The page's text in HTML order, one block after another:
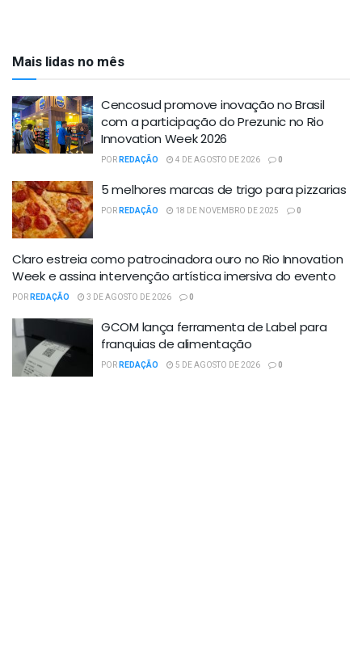
Mais lidas no mês
Cencosud promove inovação no Brasil
com a participação do Prezunic no Rio
Innovation Week 2026
PORREDAÇÃO 4 DE AGOSTO DE 2026 0
5 melhores marcas de trigo para pizzarias
PORREDAÇÃO 18 DE NOVEMBRO DE 2025 0
Claro estreia como patrocinadora ouro no Rio Innovation
Week e assina intervenção artística imersiva do evento
PORREDAÇÃO 3 DE AGOSTO DE 2026 0
GCOM lança ferramenta de Label para
franquias de alimentação
PORREDAÇÃO 5 DE AGOSTO DE 2026 0